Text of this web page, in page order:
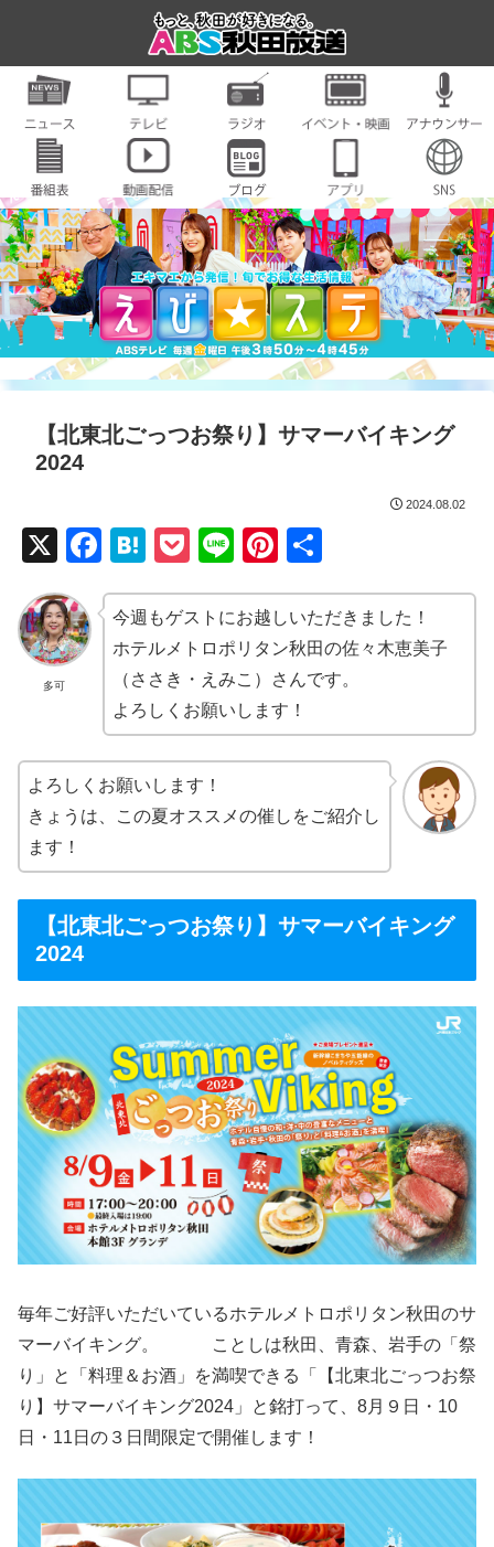
【北東北ごっつお祭り】サマーバイキング
2024
2024.08.02
X
F
c
e
o
o
k
H
e
n
a
P
ck
et
Li
e
Pi
er
e
st
多可
今週もゲストにお越しいただきました！
ホテルメトロポリタン秋田の佐々木恵美子
（ささき・えみこ）さんです。
よろしくお願いします！
よろしくお願いします！
きょうは、この夏オススメの催しをご紹介し
ます！
【北東北ごっつお祭り】サマーバイキング
2024
毎年ご好評いただいているホテルメトロポリタン秋田のサ
マーバイキング。 ことしは秋田、青森、岩手の「祭
り」と「料理＆お酒」を満喫できる「【北東北ごっつお祭
り】サマーバイキング2024」と銘打って、8月９日・10
日・11日の３日間限定で開催します！